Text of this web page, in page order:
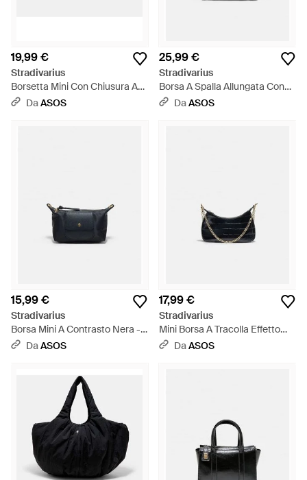
19,99 €
Stradivarius
Borsetta Mini Con Chiusura A
Scatto Color Ecru - Bianco
DaASOS
25,99 €
Stradivarius
Borsa A Spalla Allungata Con
Tasche Nera - Nero
DaASOS
15,99 €
Stradivarius
Borsa Mini A Contrasto Nera -
Blu DaASOS
17,99 €
Stradivarius
Mini Borsa A Tracolla Effetto
Cocco Nera - Bianco
DaASOS